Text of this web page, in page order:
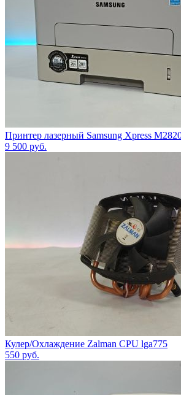
Принтер лазерный Samsung Xpress
9 500 руб.
Кулер/Охлаждение Zalman CPU lga775
550 руб.